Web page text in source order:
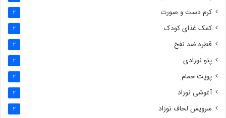
کرم دست و صورت 2
کمک غذای کودک 2
قطره ضد نفخ 2
پتو نوزادی 2
پوپت حمام 2
آغوشی نوزاد 2
سرویس لحاف نوزاد 2